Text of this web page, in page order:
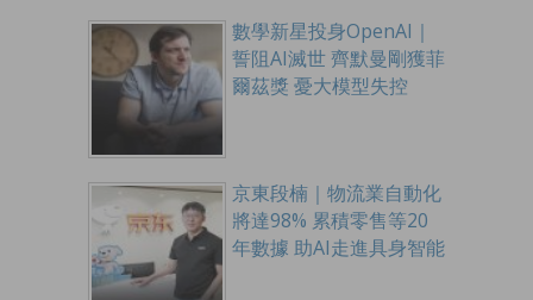
數學新星投身OpenAI｜
誓阻AI滅世 齊默曼剛獲菲
爾茲獎 憂大模型失控
京東段楠｜物流業自動化
將達98% 累積零售等20
年數據 助AI走進具身智能